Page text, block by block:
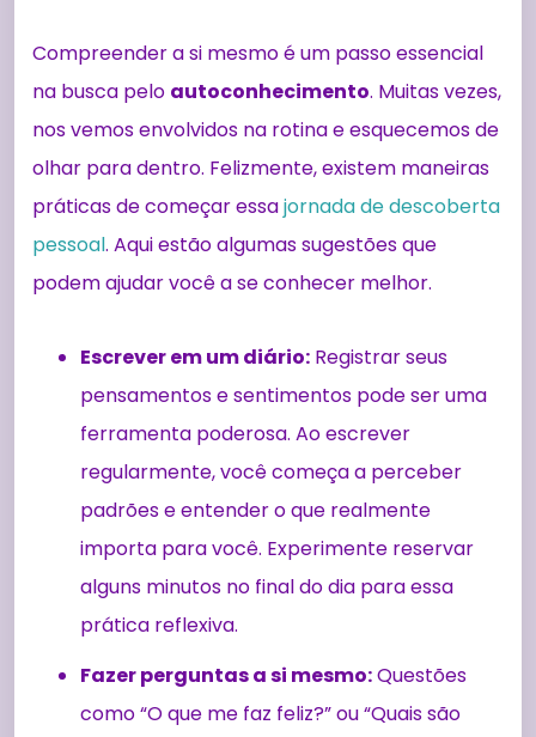
Compreender a si mesmo é um passo essencial
na busca pelo autoconhecimento. Muitas vezes,
nos vemos envolvidos na rotina e esquecemos de
olhar para dentro. Felizmente, existem maneiras
práticas de começar essajornada de descoberta
pessoal. Aqui estão algumas sugestões que
podem ajudar você a se conhecer melhor.
Escrever em um diário: Registrar seus
pensamentos e sentimentos pode ser uma
ferramenta poderosa. Ao escrever
regularmente, você começa a perceber
padrões e entender o que realmente
importa para você. Experimente reservar
alguns minutos no final do dia para essa
prática reflexiva.
Fazer perguntas a si mesmo:Questões
como “O que me faz feliz?” ou “Quais são